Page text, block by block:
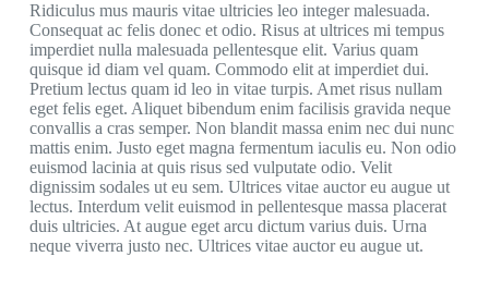
Ridiculus mus mauris vitae ultricies leo integer malesuada.
Consequat ac felis donec et odio. Risus at ultrices mi tempus
imperdiet nulla malesuada pellentesque elit. Varius quam
quisque id diam vel quam. Commodo elit at imperdiet dui.
Pretium lectus quam id leo in vitae turpis. Amet risus nullam
eget felis eget. Aliquet bibendum enim facilisis gravida neque
convallis a cras semper. Non blandit massa enim nec dui nunc
mattis enim. Justo eget magna fermentum iaculis eu. Non odio
euismod lacinia at quis risus sed vulputate odio. Velit
dignissim sodales ut eu sem. Ultrices vitae auctor eu augue ut
lectus. Interdum velit euismod in pellentesque massa placerat
duis ultricies. At augue eget arcu dictum varius duis. Urna
neque viverra justo nec. Ultrices vitae auctor eu augue ut.